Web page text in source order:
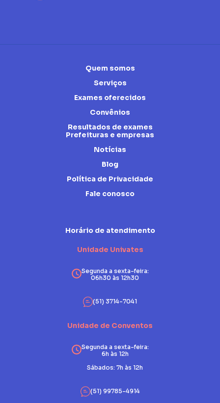
Quem somos
Serviços
Exames oferecidos
Convênios
Resultados de exames
Prefeituras e empresas
Notícias
Blog
Política de Privacidade
Fale conosco
Horário de atendimento
Unidade Univates
Segunda a sexta-feira:
06h30 às 12h30
(51) 3714-7041
Unidade de Conventos
Segunda a sexta-feira:
6h às 12h
Sábados: 7h às 12h
(51) 99785-4914